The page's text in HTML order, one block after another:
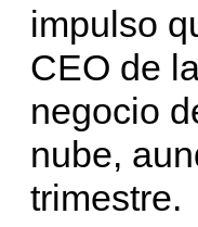
impulso
CEO de
negocio
nube,
trimestre.